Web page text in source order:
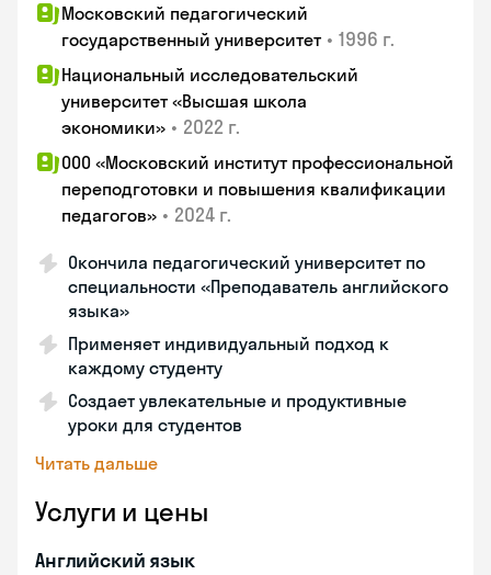
Московский педагогический
государственный университет • 1996 г.
Национальный исследовательский
университет «Высшая школа
экономики» • 2022 г.
ООО «Московский институт профессиональной
переподготовки и повышения квалификации
педагогов» • 2024 г.
Окончила педагогический университет по
специальности «Преподаватель английского
языка»
Применяет индивидуальный подход к
каждому студенту
Создает увлекательные и продуктивные
уроки для студентов
Читать дальше
Услуги и цены
Английский язык